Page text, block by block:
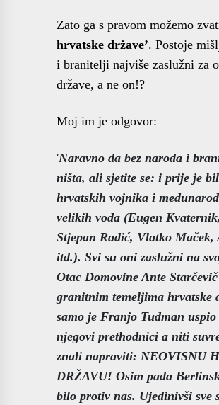
Zato ga s pravom možemo
hrvatske države’. Postoje
i branitelji najviše zaslužni za
države, a ne on!?
Moj im je odgovor:
‘Naravno da bez naroda i
ništa, ali sjetite se: i prije je
hrvatskih vojnika i
velikih vođa (Eugen
Stjepan Radić, Vlatko Maček,
itd.). Svi su oni zaslužni na
Otac Domovine Ante
granitnim temeljima hrvatske
samo je Franjo Tuđman
njegovi prethodnici a niti
znali napraviti: NEOVISNU
DRŽAVU! Osim pada
bilo protiv nas. Ujedinivši sve